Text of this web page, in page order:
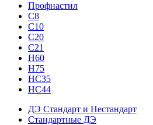
Профнастил
С8
С10
С20
С21
H60
H75
HС35
НС44
ДЭ Стандарт и Нестандарт
Стандартные ДЭ